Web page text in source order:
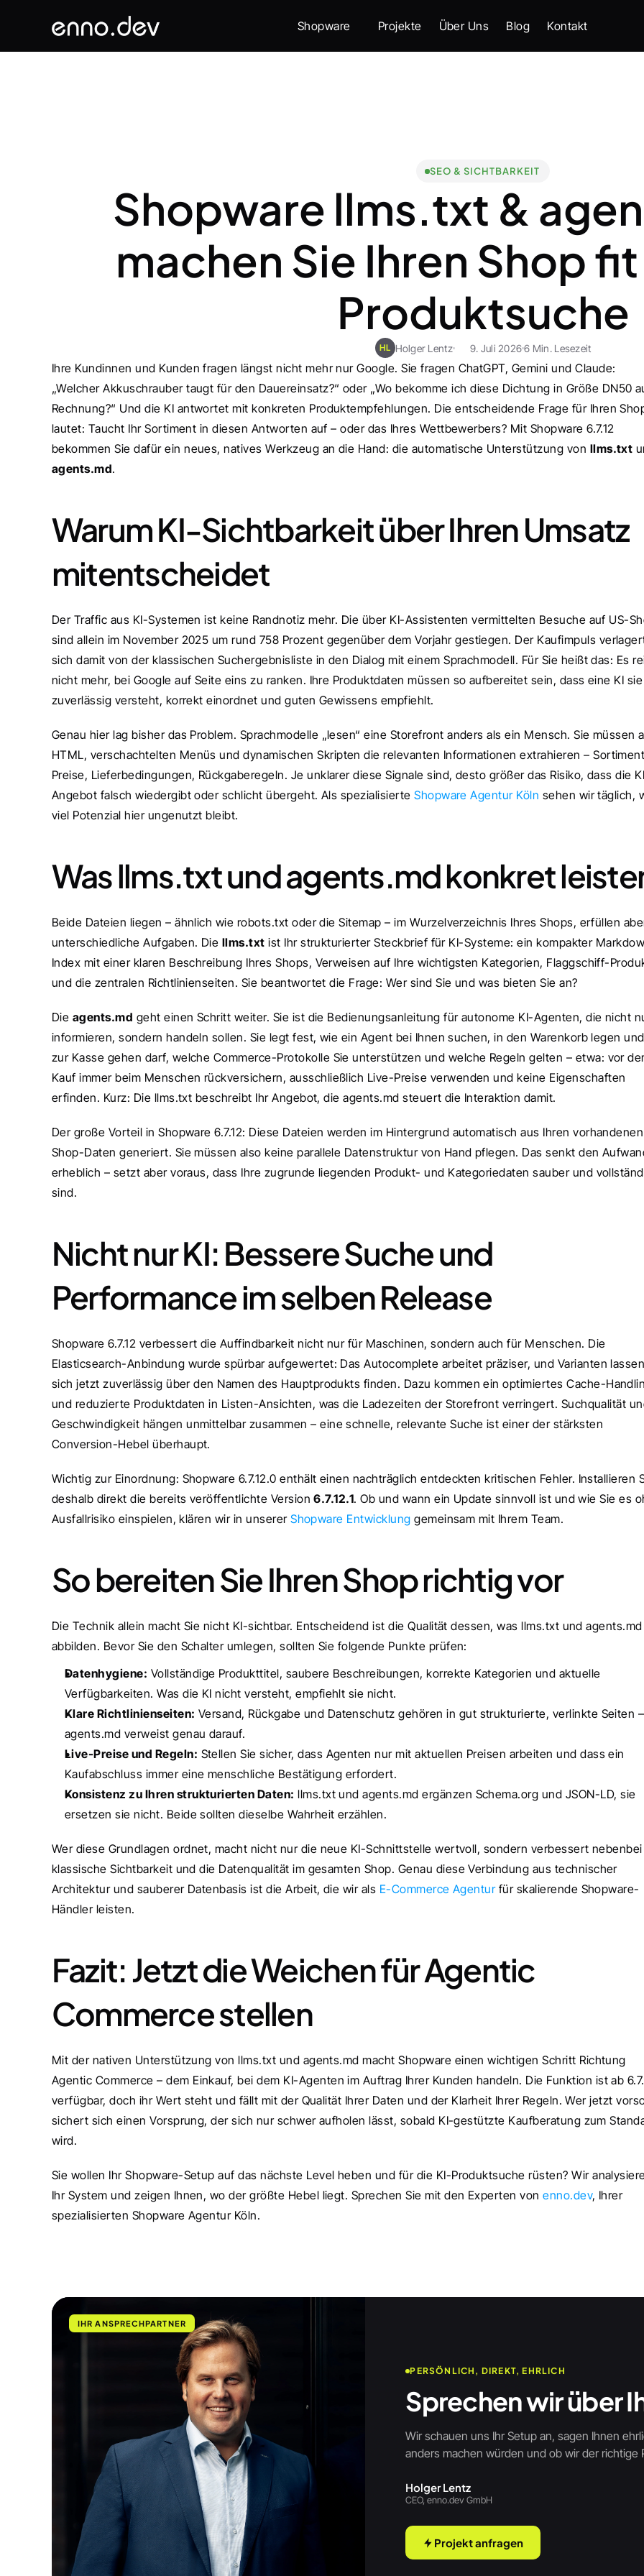
Shopware Projekte Über Uns Blog Kontakt
SEO & SICHTBARKEIT
Shopware llms.txt &
machen Sie Ihren Shop
Produktsuche
HL Holger Lentz 9. Juli 20266 Min. Lesezeit
Ihre Kundinnen und Kunden fragen längst nicht mehr nur Google. Sie fragen ChatGPT, Gemini und Claude:
„Welcher Akkuschrauber taugt für den Dauereinsatz?“ oder „Wo bekomme ich diese Dichtung in Größe DN50
Rechnung?“ Und die KI antwortet mit konkreten Produktempfehlungen. Die entscheidende Frage für Ihren
lautet: Taucht Ihr Sortiment in diesen Antworten auf – oder das Ihres Wettbewerbers? Mit Shopware 6.7.12
bekommen Sie dafür ein neues, natives Werkzeug an die Hand: die automatische Unterstützung von llms.txt
agents.md.
Warum KI-Sichtbarkeit über Ihren Umsatz
mitentscheidet
Der Traffic aus KI-Systemen ist keine Randnotiz mehr. Die über KI-Assistenten vermittelten Besuche auf US-
sind allein im November 2025 um rund 758 Prozent gegenüber dem Vorjahr gestiegen. Der Kaufimpuls
sich damit von der klassischen Suchergebnisliste in den Dialog mit einem Sprachmodell. Für Sie heißt das: Es
nicht mehr, bei Google auf Seite eins zu ranken. Ihre Produktdaten müssen so aufbereitet sein, dass eine KI sie
zuverlässig versteht, korrekt einordnet und guten Gewissens empfiehlt.
Genau hier lag bisher das Problem. Sprachmodelle „lesen“ eine Storefront anders als ein Mensch. Sie müssen
HTML, verschachtelten Menüs und dynamischen Skripten die relevanten Informationen extrahieren –
Preise, Lieferbedingungen, Rückgaberegeln. Je unklarer diese Signale sind, desto größer das Risiko, dass die
Angebot falsch wiedergibt oder schlicht übergeht. Als spezialisierte Shopware Agentur Köln sehen wir täglich,
viel Potenzial hier ungenutzt bleibt.
Was llms.txt und agents.md konkret
Beide Dateien liegen – ähnlich wie robots.txt oder die Sitemap – im Wurzelverzeichnis Ihres Shops, erfüllen
unterschiedliche Aufgaben. Die llms.txt ist Ihr strukturierter Steckbrief für KI-Systeme: ein kompakter
Index mit einer klaren Beschreibung Ihres Shops, Verweisen auf Ihre wichtigsten Kategorien, Flaggschiff-
und die zentralen Richtlinienseiten. Sie beantwortet die Frage: Wer sind Sie und was bieten Sie an?
Die agents.md geht einen Schritt weiter. Sie ist die Bedienungsanleitung für autonome KI-Agenten, die nicht
informieren, sondern handeln sollen. Sie legt fest, wie ein Agent bei Ihnen suchen, in den Warenkorb legen und
zur Kasse gehen darf, welche Commerce-Protokolle Sie unterstützen und welche Regeln gelten – etwa: vor
Kauf immer beim Menschen rückversichern, ausschließlich Live-Preise verwenden und keine Eigenschaften
erfinden. Kurz: Die llms.txt beschreibt Ihr Angebot, die agents.md steuert die Interaktion damit.
Der große Vorteil in Shopware 6.7.12: Diese Dateien werden im Hintergrund automatisch aus Ihren vorhandenen
Shop-Daten generiert. Sie müssen also keine parallele Datenstruktur von Hand pflegen. Das senkt den
erheblich – setzt aber voraus, dass Ihre zugrunde liegenden Produkt- und Kategoriedaten sauber und
sind.
Nicht nur KI: Bessere Suche und
Performance im selben Release
Shopware 6.7.12 verbessert die Auffindbarkeit nicht nur für Maschinen, sondern auch für Menschen. Die
Elasticsearch-Anbindung wurde spürbar aufgewertet: Das Autocomplete arbeitet präziser, und Varianten lassen
sich jetzt zuverlässig über den Namen des Hauptprodukts finden. Dazu kommen ein optimiertes Cache-
und reduzierte Produktdaten in Listen-Ansichten, was die Ladezeiten der Storefront verringert. Suchqualität
Geschwindigkeit hängen unmittelbar zusammen – eine schnelle, relevante Suche ist einer der stärksten
Conversion-Hebel überhaupt.
Wichtig zur Einordnung: Shopware 6.7.12.0 enthält einen nachträglich entdeckten kritischen Fehler. Installieren
deshalb direkt die bereits veröffentlichte Version 6.7.12.1. Ob und wann ein Update sinnvoll ist und wie Sie es
Ausfallrisiko einspielen, klären wir in unserer Shopware Entwicklung gemeinsam mit Ihrem Team.
So bereiten Sie Ihren Shop richtig vor
Die Technik allein macht Sie nicht KI-sichtbar. Entscheidend ist die Qualität dessen, was llms.txt und agents.md
abbilden. Bevor Sie den Schalter umlegen, sollten Sie folgende Punkte prüfen:
Datenhygiene: Vollständige Produkttitel, saubere Beschreibungen, korrekte Kategorien und aktuelle
Verfügbarkeiten. Was die KI nicht versteht, empfiehlt sie nicht.
Klare Richtlinienseiten: Versand, Rückgabe und Datenschutz gehören in gut strukturierte, verlinkte Seiten
agents.md verweist genau darauf.
Live-Preise und Regeln: Stellen Sie sicher, dass Agenten nur mit aktuellen Preisen arbeiten und dass ein
Kaufabschluss immer eine menschliche Bestätigung erfordert.
Konsistenz zu Ihren strukturierten Daten: llms.txt und agents.md ergänzen Schema.org und JSON-LD, sie
ersetzen sie nicht. Beide sollten dieselbe Wahrheit erzählen.
Wer diese Grundlagen ordnet, macht nicht nur die neue KI-Schnittstelle wertvoll, sondern verbessert
klassische Sichtbarkeit und die Datenqualität im gesamten Shop. Genau diese Verbindung aus technischer
Architektur und sauberer Datenbasis ist die Arbeit, die wir als E-Commerce Agentur für skalierende Shopware-
Händler leisten.
Fazit: Jetzt die Weichen für Agentic
Commerce stellen
Mit der nativen Unterstützung von llms.txt und agents.md macht Shopware einen wichtigen Schritt Richtung
Agentic Commerce – dem Einkauf, bei dem KI-Agenten im Auftrag Ihrer Kunden handeln. Die Funktion ist ab
verfügbar, doch ihr Wert steht und fällt mit der Qualität Ihrer Daten und der Klarheit Ihrer Regeln. Wer jetzt
sichert sich einen Vorsprung, der sich nur schwer aufholen lässt, sobald KI-gestützte Kaufberatung zum
wird.
Sie wollen Ihr Shopware-Setup auf das nächste Level heben und für die KI-Produktsuche rüsten? Wir
Ihr System und zeigen Ihnen, wo der größte Hebel liegt. Sprechen Sie mit den Experten von enno.dev, Ihrer
spezialisierten Shopware Agentur Köln.
IHR ANSPRECHPARTNER
PERSÖNLICH, DIREKT, EHRLICH
Sprechen wir über
Wir schauen uns Ihr Setup an, sagen Ihnen
anders machen würden und ob wir der richtige
Holger Lentz
CEO, enno.dev GmbH
Projekt anfragen